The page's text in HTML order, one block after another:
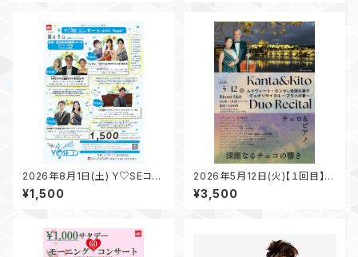
2026年8月1日(土) Y♡SEコン
vol.83 “August” ♪豪華なラ
インナップで音楽三昧の1日を♪
¥1,500
2026年5月12日(火)【１回目】ル
ドヴィート・カンタ(Vc)＆鬼頭久
美子(Pf) デュオリサイタル 〜プ
¥3,500